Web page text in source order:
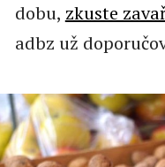
dobu, zkuste
adbz už